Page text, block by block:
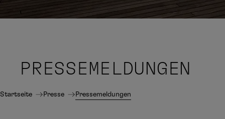
PRESSE MELDUNGEN
Startseite Presse Pressemeldungen